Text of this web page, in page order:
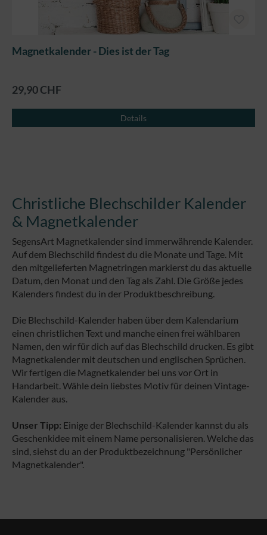
Magnetkalender - Dies ist der Tag
29,90 CHF
Details
Christliche Blechschilder Kalender
& Magnetkalender
SegensArt Magnetkalender sind immerwährende Kalender.
Auf dem Blechschild findest du die Monate und Tage. Mit
den mitgelieferten Magnetringen markierst du das aktuelle
Datum, den Monat und den Tag als Zahl. Die Größe jedes
Kalenders findest du in der Produktbeschreibung.
Die Blechschild-Kalender haben über dem Kalendarium
einen christlichen Text und manche einen frei wählbaren
Namen, den wir für dich auf das Blechschild drucken. Es gibt
Magnetkalender mit deutschen und englischen Sprüchen.
Wir fertigen die Magnetkalender bei uns vor Ort in
Handarbeit. Wähle dein liebstes Motiv für deinen Vintage-
Kalender aus.
Unser Tipp: Einige der Blechschild-Kalender kannst du als
Geschenkidee mit einem Name personalisieren. Welche das
sind, siehst du an der Produktbezeichnung "Persönlicher
Magnetkalender".